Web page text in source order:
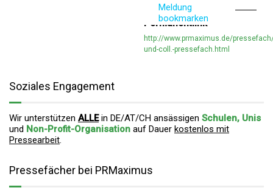
Meldung
bookmarken
Permanentlink
http://www.prmaximus.de/
und-coll.-pressefach.html
Soziales Engagement
Wir unterstützen ALLEin DE/AT/CH ansässigen Schulen, Unis
und Non-Profit-Organisation auf Dauer kostenlos mit
Pressearbeit.
Pressefächer bei PRMaximus